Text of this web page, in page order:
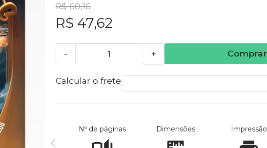
R$ 60,16
R$ 47,62
- + Comprar
Calcular o frete
Nº de páginas Dimensões Impressão